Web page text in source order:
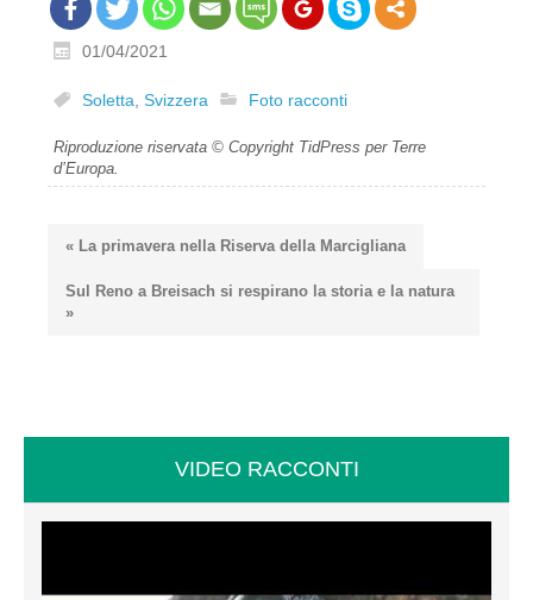
01/04/2021
Soletta, Svizzera Foto racconti
Riproduzione riservata © Copyright TidPress per Terre
d’Europa.
« La primavera nella Riserva della Marcigliana
Sul Reno a Breisach si respirano la storia e la natura
»
VIDEO RACCONTI